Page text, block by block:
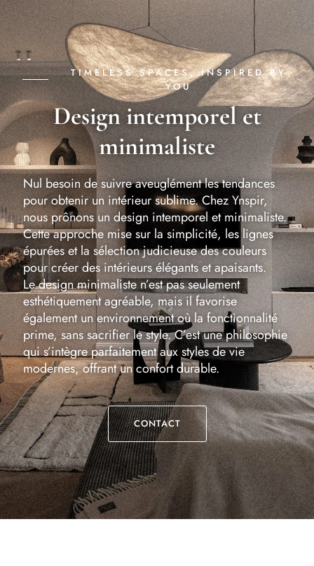
TIMELESS SPACES, INSPIRED BY
YOU
Design intemporel et
minimaliste
Nul besoin de suivre aveuglément les tendances
pour obtenir un intérieur sublime. Chez Ynspir,
nous prônons un design intemporel et minimaliste.
Cette approche mise sur la simplicité, les lignes
épurées et la sélection judicieuse des couleurs
pour créer des intérieurs élégants et apaisants.
Le design minimaliste n’est pas seulement
esthétiquement agréable, mais il favorise
également un environnement où la fonctionnalité
prime, sans sacrifier le style. C’est une philosophie
qui s’intègre parfaitement aux styles de vie
modernes, offrant un confort durable.
CONTACT